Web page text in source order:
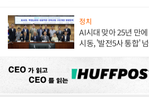
정치
AI시대 맞아 25년 만
시동, '발전5사 통합'